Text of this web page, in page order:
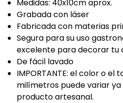
Medidas: 40x10cm aprox.
Grabada con láser
Fabricada con materias
Segura para su uso
excelente para decorar tu
De fácil lavado
IMPORTANTE: el color o el
milímetros puede variar
producto artesanal.